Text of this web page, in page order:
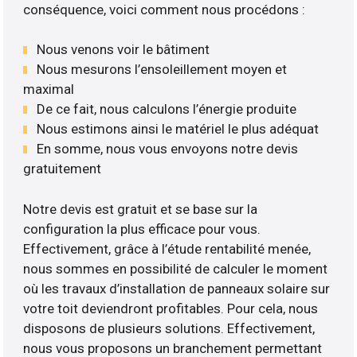
conséquence, voici comment nous procédons :
Nous venons voir le bâtiment
Nous mesurons l’ensoleillement moyen et
maximal
De ce fait, nous calculons l’énergie produite
Nous estimons ainsi le matériel le plus adéquat
En somme, nous vous envoyons notre devis
gratuitement
Notre devis est gratuit et se base sur la
configuration la plus efficace pour vous.
Effectivement, grâce à l’étude rentabilité menée,
nous sommes en possibilité de calculer le moment
où les travaux d’installation de panneaux solaire sur
votre toit deviendront profitables. Pour cela, nous
disposons de plusieurs solutions. Effectivement,
nous vous proposons un branchement permettant